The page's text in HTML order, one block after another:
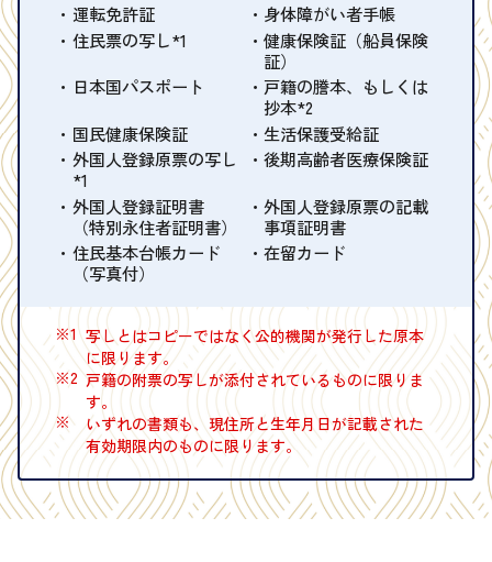
運転免許証
身体障がい者手帳
住民票の写し*1
健康保険証（船員保険
証）
日本国パスポート
戸籍の謄本、もしくは
抄本*2
国民健康保険証
生活保護受給証
外国人登録原票の写し
*1
後期高齢者医療保険証
外国人登録証明書
（特別永住者証明書）
外国人登録原票の記載
事項証明書
住民基本台帳カード
（写真付）
在留カード
※1 写しとはコピーではなく公的機関が発行した原本
に限ります。
※2 戸籍の附票の写しが添付されているものに限りま
す。
※
いずれの書類も、現住所と生年月日が記載された
有効期限内のものに限ります。